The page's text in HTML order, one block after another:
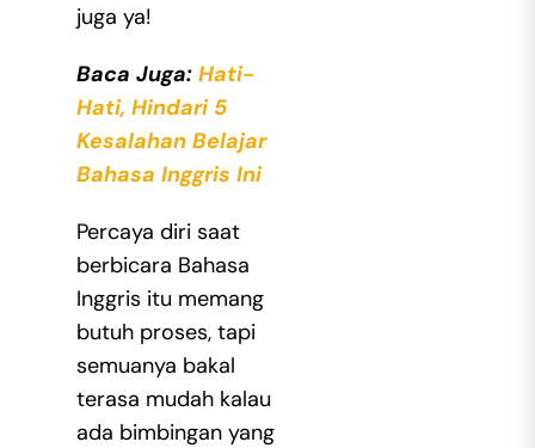
juga ya!
Baca Juga: Hati-
Hati, Hindari 5
Kesalahan Belajar
Bahasa Inggris Ini
Percaya diri saat
berbicara Bahasa
Inggris itu memang
butuh proses, tapi
semuanya bakal
terasa mudah kalau
ada bimbingan yang